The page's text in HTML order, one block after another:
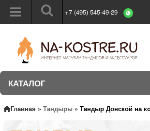
+7 (495) 545-49-29
КАТАЛОГ
Главная » Тандыры » Тандыр Донской на